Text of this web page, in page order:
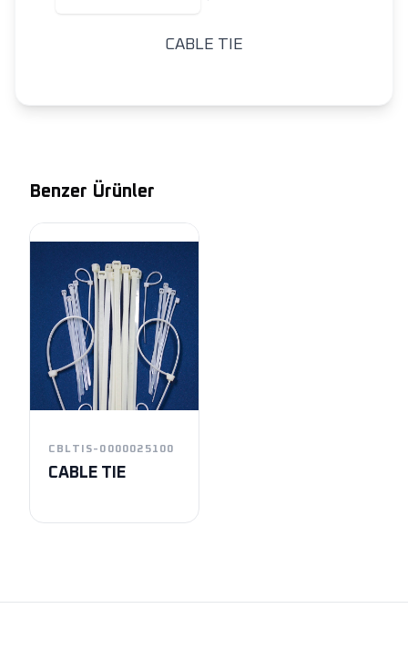
CABLE TIE
Benzer Ürünler
CBLTIS-0000025100
CABLE TIE